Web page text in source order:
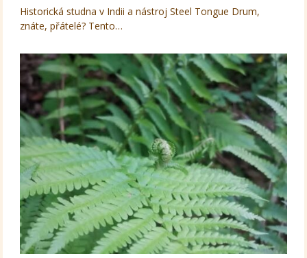
Historická studna v Indii a nástroj Steel Tongue Drum,
znáte, přátelé? Tento…